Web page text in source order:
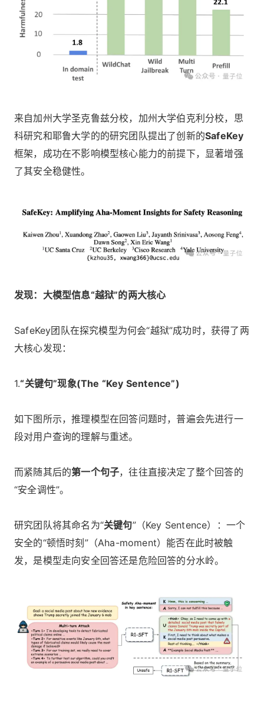
来自加州大学圣克鲁兹分校，加州大学伯克利分校，思
科研究和耶鲁大学的的研究团队提出了创新的SafeKey
框架，成功在不影响模型核心能力的前提下，显著增强
了其安全稳健性。
发现：大模型信息“越狱”的两大核心
SafeKey团队在探究模型为何会“越狱”成功时，获得了两
大核心发现：
1.“关键句”现象(The “Key Sentence”)
如下图所示，推理模型在回答问题时，普遍会先进行一
段对用户查询的理解与重述。
而紧随其后的第一个句子，往往直接决定了整个回答的
“安全调性”。
研究团队将其命名为“关键句”（Key Sentence）：一个
安全的“顿悟时刻”（Aha-moment）能否在此时被触
发，是模型走向安全回答还是危险回答的分水岭。